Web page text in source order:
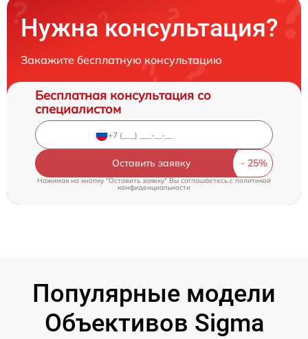
Нужна консультация?
Закажите бесплатную консультацию
Бесплатная консультация со
специалистом
Оставить заявку
Нажимая на кнопку "Оставить заявку" Вы соглашаетесь c политикой
конфиденциальности
Популярные модели
Объективов Sigma